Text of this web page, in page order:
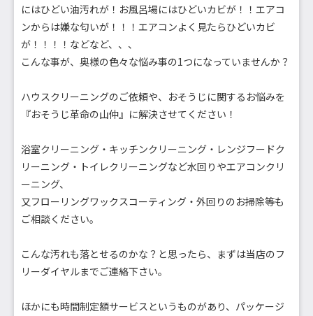
にはひどい油汚れが！お風呂場にはひどいカビが！！エアコ
ンからは嫌な匂いが！！！エアコンよく見たらひどいカビ
が！！！！などなど、、、
こんな事が、奥様の色々な悩み事の1つになっていませんか？
ハウスクリーニングのご依頼や、おそうじに関するお悩みを
『おそうじ革命の山仲』に解決させてください！
浴室クリーニング・キッチンクリーニング・レンジフードク
リーニング・トイレクリーニングなど水回りやエアコンクリ
ーニング、
又フローリングワックスコーティング・外回りのお掃除等も
ご相談ください。
こんな汚れも落とせるのかな？と思ったら、まずは当店のフ
リーダイヤルまでご連絡下さい。
ほかにも時間制定額サービスというものがあり、パッケージ